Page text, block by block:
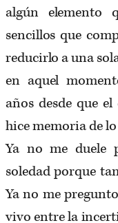
algún elemento
sencillos que
reducirlo a una
en aquel
años desde que
hice memoria de
Ya no me duele
soledad porque
Ya no me
vivo entre la